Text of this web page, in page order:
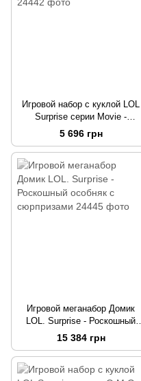
Игровой набор с куклой LOL
Surprise серии Movie -
Волшебный киносюрприз
5 696 грн
Игровой меганабор Домик
LOL. Surprise - Роскошный
особняк с сюрпризами
15 384 грн